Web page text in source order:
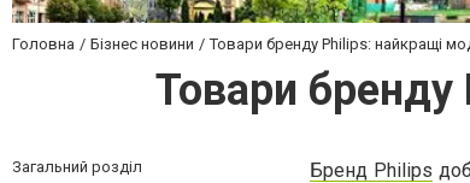
Головна Бізнес новини Товари бренду Philips: найкращі
Товари
Загальний розділ Бренд Philips